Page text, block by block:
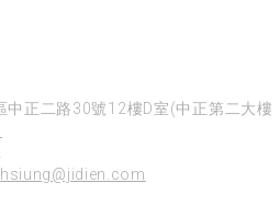
中正二路30號12樓D室(中正第二大樓)